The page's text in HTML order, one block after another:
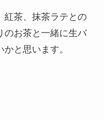
紅茶、抹茶ラテとの
のお茶と一緒に生バ
と思います。